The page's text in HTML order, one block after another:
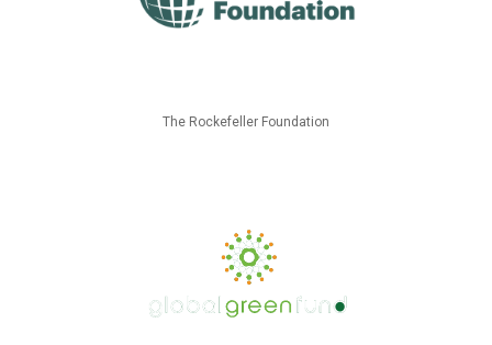
The Rockefeller Foundation